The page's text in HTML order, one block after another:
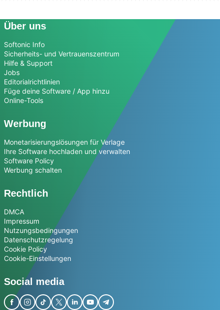
Über uns
Softonic Info
Sicherheits- und Vertrauenszentrum
Hilfe & Support
Jobs
Editorialrichtlinien
Füge deine Software / App hinzu
Online-Tools
Werbung
Monetarisierungslösungen für Verlage
Ihre Software hochladen und verwalten
Software Policy
Werbung schalten
Rechtlich
DMCA
Impressum
Nutzungsbedingungen
Datenschutzregelung
Cookie Policy
Cookie-Einstellungen
Social media